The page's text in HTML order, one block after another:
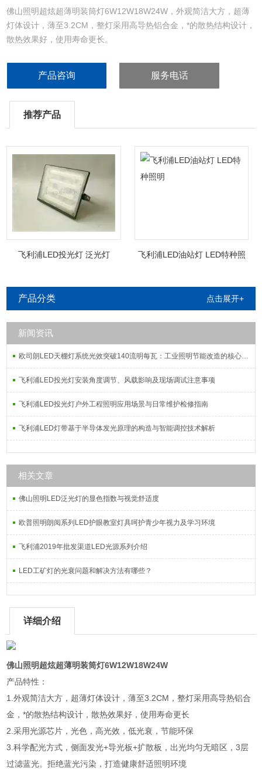
佛山照明超炫超薄明装筒灯6W12W18W24W，外观简洁大方，超薄
灯体设计，薄至3.2CM，整灯采用高导热铝合金，*的散热结构设计，
散热效果好，使用寿命更长。
产品咨询 服务电话
推荐产品
飞利浦LED投光灯 泛光灯
飞利浦LED油站灯 LED特种照
产品分类 点击展开+
新闻资讯
欧司朗LED天棚灯系统光效突破140流明每瓦：工业照明节能改造的核心指标解析
飞利浦LED投光灯安装角度调节、风载影响及现场调试注意事项
飞利浦LED投光灯户外工程照明应用场景与日常维护检修指南
飞利浦LED灯带基于半导体发光原理的构造与智能调控技术解析
相关文章
佛山照明LED泛光灯的显色指数与视觉舒适度
欧普照明朗阅系列LED护眼教室灯具呵护青少年视力及学习环境
飞利浦2019年批发渠道LED光源系列介绍
LED工矿灯的光衰问题和解决方法有哪些？
详细介绍
佛山照明超炫超薄明装筒灯6W12W18W24W
产品特性：
1.外观简洁大方，超薄灯体设计，薄至3.2CM，整灯采用高导热铝合
金，*的散热结构设计，散热效果好，使用寿命更长
2.采用光源芯片，光色，高光效，低光衰，节能环保
3.科学配光方式，侧面发光+导光板+扩散板，出光均匀无暗区，3层
过滤蓝光。拒绝蓝光污染，打造健康舒适照明环境